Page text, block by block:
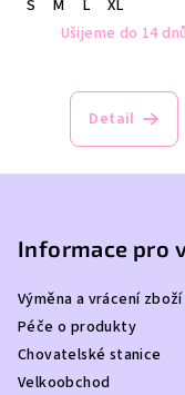
S
M L
XL
Ušijeme do 14 dnů
Detail
Informace pro
Výměna a vrácení zboží
Péče o produkty
Chovatelské stanice
Velkoobchod